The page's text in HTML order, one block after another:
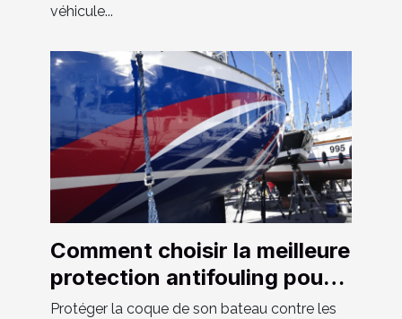
véhicule...
Comment choisir la meilleure
protection antifouling pour
votre bateau ?
Protéger la coque de son bateau contre les